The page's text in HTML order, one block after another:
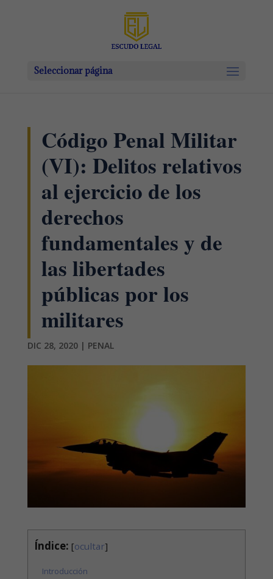
Seleccionar página
Código Penal Militar
(VI): Delitos relativos
al ejercicio de los
derechos
fundamentales y de
las libertades
públicas por los
militares
DIC 28, 2020| PENAL
Índice: [ocultar]
Introducción